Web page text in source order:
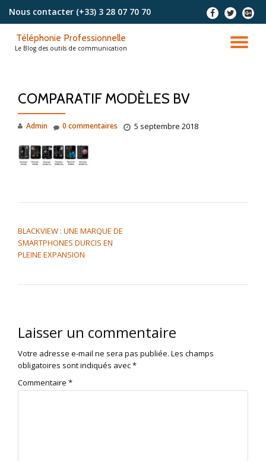
contenu
Nous contacter (+33) 3 28 07 70 70 - - -
Téléphonie Professionnelle
Le Blog des outils de communication
COMPARATIF MODÈLES BV
Admin 5 septembre 2018
0 commentaires
BLACKVIEW : UNE MARQUE DE
SMARTPHONES DURCIS EN
PLEINE EXPANSION
Laisser un commentaire
Votre adresse e-mail ne sera pas publiée. Les champs
obligatoires sont indiqués avec*
Commentaire *